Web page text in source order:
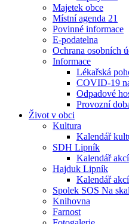
Majetek obce
Místní agenda 21
Povinné informace
E-podatelna
Ochrana osobních
Informace
Lékařská
COVID-19
Odpadové
Provozní
Život v obci
Kultura
Kalendář
SDH Lipník
Kalendář
Hajduk Lipník
Kalendář
Spolek SOS Na
Knihovna
Farnost